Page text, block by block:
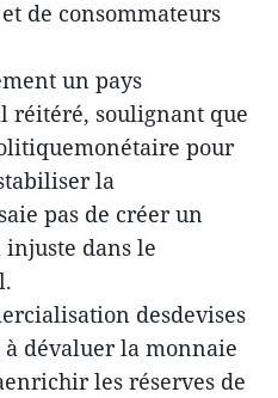
de consommateurs
un pays
réitéré, soulignant que
pour
la
pas de créer un
dans le
desdevises
dévaluer la monnaie
les réserves de